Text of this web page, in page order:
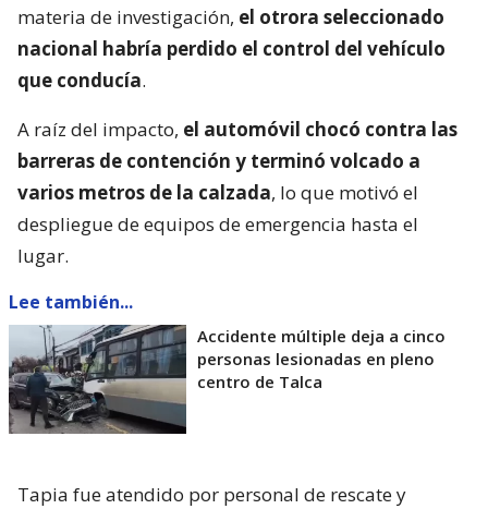
materia de investigación, el otrora seleccionado
nacional habría perdido el control del vehículo
que conducía.
A raíz del impacto, el automóvil chocó contra las
barreras de contención y terminó volcado a
varios metros de la calzada, lo que motivó el
despliegue de equipos de emergencia hasta el
lugar.
Lee también...
Accidente múltiple deja a cinco
personas lesionadas en pleno
centro de Talca
Tapia fue atendido por personal de rescate y